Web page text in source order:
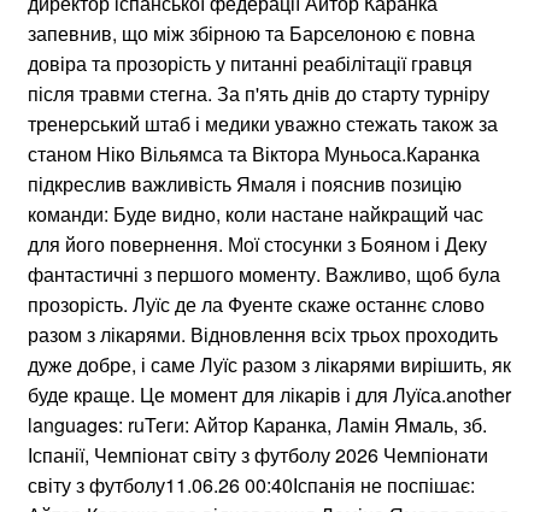
запевнив, що між збірною та Барселоною є повна
довіра та прозорість у питанні реабілітації гравця
після травми стегна. За п'ять днів до старту турніру
тренерський штаб і медики уважно стежать також за
станом Ніко Вільямса та Віктора Муньоса.Каранка
підкреслив важливість Ямаля і пояснив позицію
команди: Буде видно, коли настане найкращий час
для його повернення. Мої стосунки з Бояном і Деку
фантастичні з першого моменту. Важливо, щоб була
прозорість. Луїс де ла Фуенте скаже останнє слово
разом з лікарями. Відновлення всіх трьох проходить
дуже добре, і саме Луїс разом з лікарями вирішить, як
буде краще. Це момент для лікарів і для Луїса.another
languages: ruТеги: Айтор Каранка, Ламін Ямаль, зб.
Іспанії, Чемпіонат світу з футболу 2026 Чемпіонати
світу з футболу11.06.26 00:40Іспанія не поспішає: